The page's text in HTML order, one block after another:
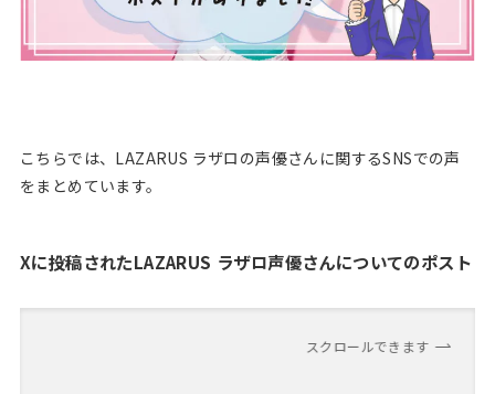
こちらでは、LAZARUS ラザロの声優さんに関するSNSでの声
をまとめています。
Xに投稿されたLAZARUS ラザロ声優さんについてのポスト
スクロールできます